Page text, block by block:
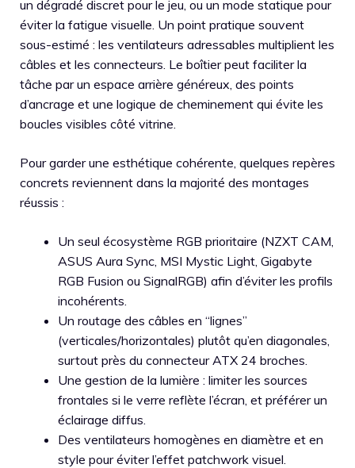
un dégradé discret pour le jeu, ou un mode statique pour
éviter la fatigue visuelle. Un point pratique souvent
sous-estimé : les ventilateurs adressables multiplient les
câbles et les connecteurs. Le boîtier peut faciliter la
tâche par un espace arrière généreux, des points
d’ancrage et une logique de cheminement qui évite les
boucles visibles côté vitrine.
Pour garder une esthétique cohérente, quelques repères
concrets reviennent dans la majorité des montages
réussis :
Un seul écosystème RGB prioritaire (NZXT CAM,
ASUS Aura Sync, MSI Mystic Light, Gigabyte
RGB Fusion ou SignalRGB) afin d’éviter les profils
incohérents.
Un routage des câbles en “lignes”
(verticales/horizontales) plutôt qu’en diagonales,
surtout près du connecteur ATX 24 broches.
Une gestion de la lumière : limiter les sources
frontales si le verre reflète l’écran, et préférer un
éclairage diffus.
Des ventilateurs homogènes en diamètre et en
style pour éviter l’effet patchwork visuel.